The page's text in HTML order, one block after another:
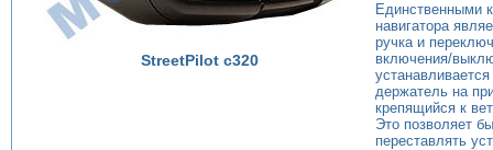
StreetPilot c320
Единственными
навигатора
ручка и
включения/
держатель на
крепящийся к
Это позволяет
переставлять